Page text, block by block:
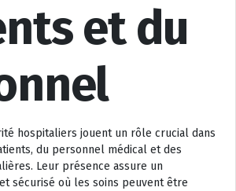
et du
hospitaliers jouent un rôle crucial dans
du personnel médical et des
Leur présence assure un
sécurisé où les soins peuvent être